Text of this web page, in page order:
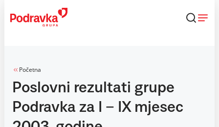
content
Početna
Poslovni rezultati grupe
Podravka za I – IX mjesec